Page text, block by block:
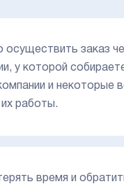
осуществить заказ
у которой
и некоторые
работы.
время и